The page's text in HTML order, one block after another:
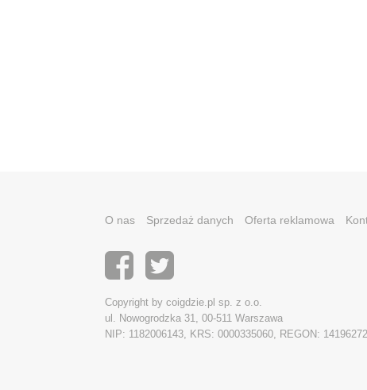
O nas Sprzedaż danych Oferta reklamowa
Copyright by coigdzie.pl sp. z o.o.
ul. Nowogrodzka 31, 00-511 Warszawa
NIP: 1182006143, KRS: 0000335060, REGON: